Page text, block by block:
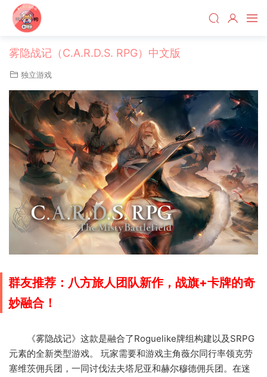
雾隐战记（C.A.R.D.S. RPG）中文版
独立游戏
群友推荐：八方旅人团队新作，战旗+卡牌的奇
妙融合！
《雾隐战记》这款是融合了Roguelike牌组构建以及SRPG
元素的全新类型游戏。 玩家需要和游戏主角薇尔同行率领克劳
塞维茨佣兵团，一同讨伐法夫塔尼亚和赫尔穆德佣兵团。在迷